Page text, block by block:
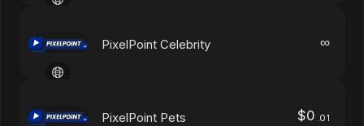
PixelPoint Celebrity ∞
PixelPoint Pets $0 .01